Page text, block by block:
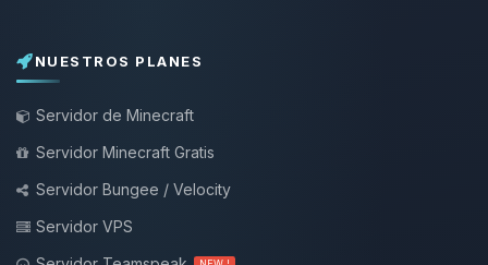
NUESTROS PLANES
Servidor de Minecraft
Servidor Minecraft Gratis
Servidor Bungee / Velocity
Servidor VPS